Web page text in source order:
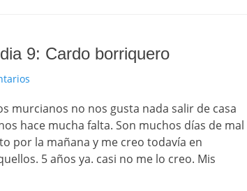
9: Cardo borriquero
murcianos no nos gusta nada salir de casa
hace mucha falta. Son muchos días de mal
por la mañana y me creo todavía en
5 años ya. casi no me lo creo. Mis